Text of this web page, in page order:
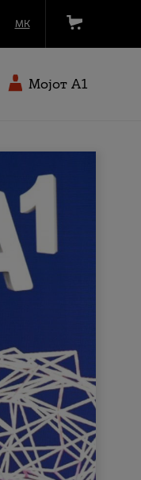
МК
Мојот A1